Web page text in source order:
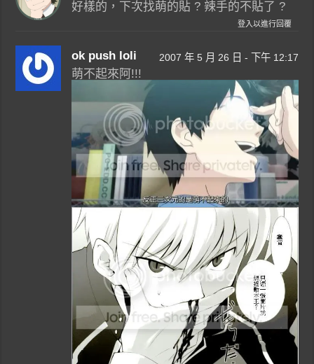
好樣的，下次找萌的貼 ? 辣手的不貼了 ?
登入以進行回覆
ok push loli 2007 年 5 月 26 日 - 下午 12:17
萌不起來阿!!!